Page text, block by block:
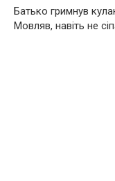
Батько гримнув
Мовляв, навіть не